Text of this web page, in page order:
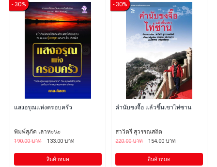
- 30%
แสงอรุณแห่งครอบครัว
พิมพ์สุภัค เลาหะนะ
190.00 บาท
133.00 บาท
สินค้าหมด
- 30%
คำนับขงจื๊อ แล้วขึ้นเขาไท่ซาน
สาวิตรี สุวรรณสถิต
220.00 บาท
154.00 บาท
สินค้าหมด